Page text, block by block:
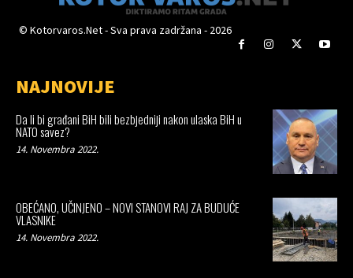
© Kotorvaros.Net - Sva prava zadržana - 2026
NAJNOVIJE
Da li bi građani BiH bili bezbjedniji nakon ulaska BiH u
NATO savez?
14. Novembra 2022.
OBEĆANO, UČINJENO – NOVI STANOVI RAJ ZA BUDUĆE
VLASNIKE
14. Novembra 2022.